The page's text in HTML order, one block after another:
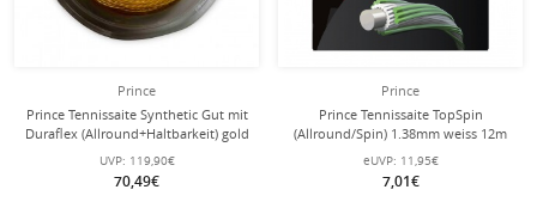
Prince
Prince Tennissaite Synthetic Gut mit
Duraflex (Allround+Haltbarkeit) gold
200m Rolle
UVP: 119,90€
70,49€
Prince
Prince Tennissaite TopSpin
(Allround/Spin) 1.38mm weiss 12m
Set
eUVP: 11,95€
7,01€